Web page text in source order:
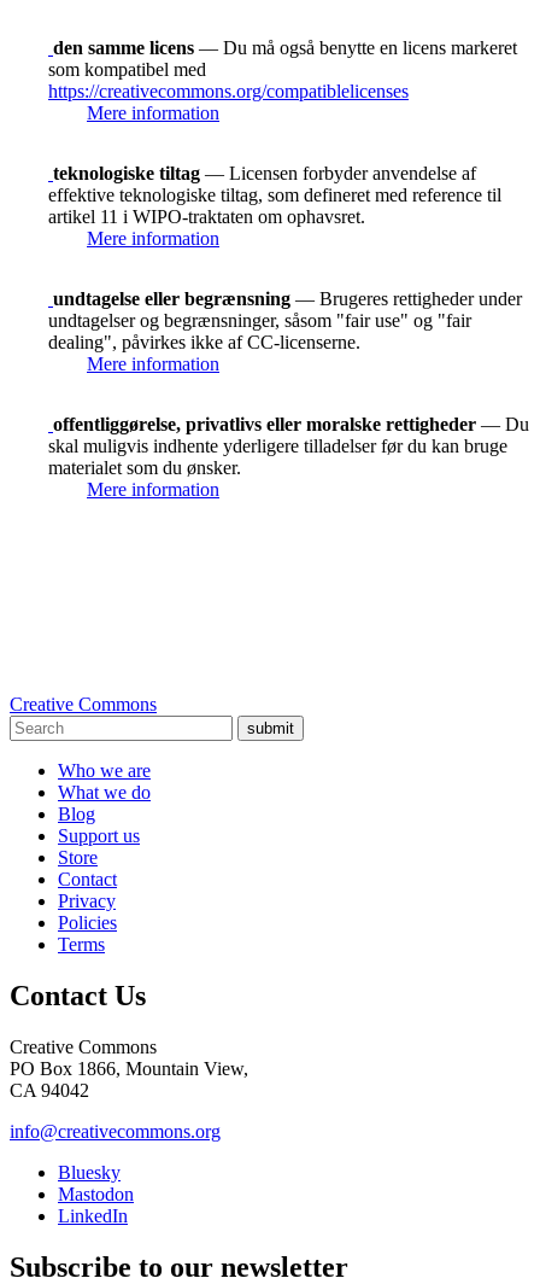
den samme licens — Du må også benytte en licens markeret
som kompatibel med
https://creativecommons.org/compatiblelicenses
Mere information
teknologiske tiltag — Licensen forbyder anvendelse af
effektive teknologiske tiltag, som defineret med reference til
artikel 11 i WIPO-traktaten om ophavsret.
Mere information
undtagelse eller begrænsning — Brugeres rettigheder under
undtagelser og begrænsninger, såsom "fair use" og "fair
dealing", påvirkes ikke af CC-licenserne.
Mere information
offentliggørelse, privatlivs eller moralske rettigheder — Du
skal muligvis indhente yderligere tilladelser før du kan bruge
materialet som du ønsker.
Mere information
Creative Commons
submit
Who we are
What we do
Blog
Support us
Store
Contact
Privacy
Policies
Terms
Contact Us
Creative Commons
PO Box 1866, Mountain View,
CA 94042
info@creativecommons.org
Bluesky
Mastodon
LinkedIn
Subscribe to our newsletter